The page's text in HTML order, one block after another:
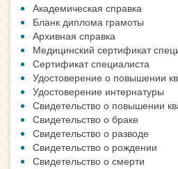
Академическая справка
Бланк диплома грамоты
Архивная справка
Медицинский сертификат
Сертификат специалиста
Удостоверение о повышении
Удостоверение интернатуры
Свидетельство о повышении
Свидетельство о браке
Свидетельство о разводе
Свидетельство о рождении
Свидетельство о смерти